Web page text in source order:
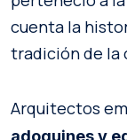
cuenta la
tradición de la
Arquitectos
adoquines y